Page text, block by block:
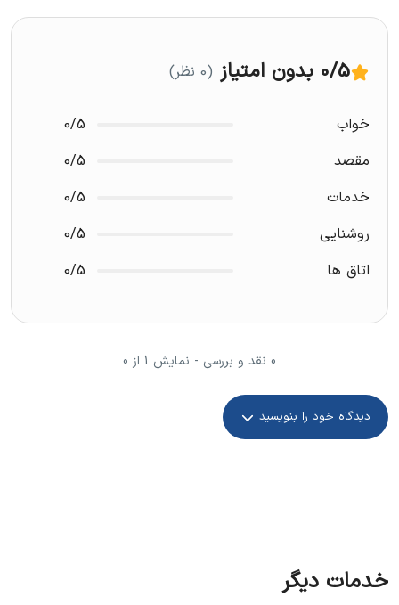
0/5 بدون امتیاز (0 نظر)
خواب
0/5
مقصد
0/5
خدمات
0/5
روشنایی
0/5
اتاق ها
0/5
0 نقد و بررسی - نمایش 1 از 0
دیدگاه خود را بنویسید
خدمات دیگر